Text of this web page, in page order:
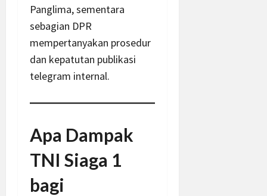
Panglima, sementara
sebagian DPR
mempertanyakan prosedur
dan kepatutan publikasi
telegram internal.
Apa Dampak
TNI Siaga 1
bagi